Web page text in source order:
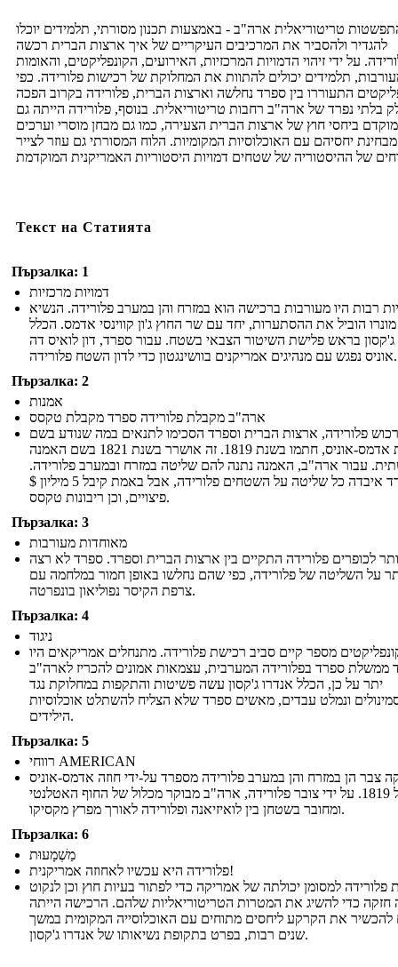
טריטוריאלית ארה"ב - באמצעות תכנון מסורתי, תלמידים יוכלו
להגדיר ולהסביר את המרכיבים העיקריים של איך ארצות הברית רכשה
על ידי זיהוי הדמויות המרכזיות, האירועים, הקונפליקטים, והאומות
תלמידים יכולים להתוות את המחלוקת של רכישות פלורידה. כפי
התעוררו בין ספרד נחלשה וארצות הברית, פלורידה בקרוב הפכה
בלתי נפרד של ארה"ב רחבות טריטוריאלית. בנוסף, פלורידה הייתה גם
ביחסי חוץ של ארצות הברית הצעירה, כמו גם מבחן מוסרי וערכים
מבחינת יחסיהם עם האוכלוסיות המקומיות. הלוח המסורתי גם עוזר לצייר
Текст на Статията
Пързалка: 1
דמויות מרכזיות
רבות היו מעורבות ברכישה הוא במזרח והן במערב פלורידה. הנשיא
מונרו הוביל את ההסתערות, יחד עם שר החוץ ג'ון קווינסי אדמס. הכלל
ג'קסון בראש פלישת השיטור הצבאי בשטח. עבור ספרד, דון לואיס דה
אוניס נפגש עם מנהיגים אמריקנים בוושינגטון כדי לדון השטח פלורידה.
Пързалка: 2
אמנות
ארה"ב מקבלת פלורידה ספרד מקבלת טקסס
פלורידה, ארצות הברית וספרד הסכימו לתנאים במה שנודע בשם
אמנת אדמס-אוניס, חתמו בשנת 1819. זה אושרר בשנת 1821 בשם האמנה
עבור ארה"ב, האמנה נתנה להם שליטה במזרח ובמערב פלורידה.
ספרד איבדה כל שליטה על השטחים פלורידה, אבל באמת קיבל 5 מיליון $
פיצויים, וכן ריבונות טקסס.
Пързалка: 3
מאוחדות מעורבות
לכופרים פלורידה התקיים בין ארצות הברית וספרד. ספרד לא רצה
על השליטה של ​​פלורידה, כפי שהם נחלשו באופן חמור במלחמה עם
צרפת הקיסר נפוליאון בונפרטה.
Пързалка: 4
ניגוד
מספר קיים סביב רכישת פלורידה. מתנחלים אמריקאים היו
ממשלת ספרד בפלורידה המערבית, עצמאות אמונים להכריז לארה"ב
יתר על כן, הכלל אנדרו ג'קסון עשה פשיטות והתקפות במחלוקת נגד
ונמלט עבדים, מאשים ספרד שלא הצליח להשתלט אוכלוסיות
הילידים.
Пързалка: 5
רווחי AMERICAN
צבר הן במזרח והן במערב פלורידה מספרד על-ידי חוזה אדמס-אוניס
של 1819. על ידי צובר פלורידה, ארה"ב מבוקר מכלול של החוף האטלנטי
ומחובר בשטחן בין לואיזיאנה ופלורידה לאורך מפרץ מקסיקו.
Пързалка: 6
מַשְׁמָעוּת
פלורידה היא עכשיו לאחוזה אמריקנית!
פלורידה למסומן יכולתה של אמריקה כדי לפתור בעיות חוץ וכן לנקוט
חזקה כדי להשיג את המטרות הטריטוריאליות שלהם. הרכישה הייתה
להכשיר את הקרקע ליחסים מתוחים עם האוכלוסייה המקומית במשך
שנים רבות, בפרט בתקופת נשיאותו של אנדרו ג'קסון.